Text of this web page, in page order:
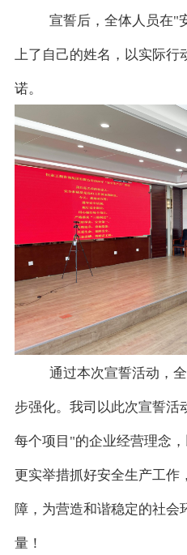
宣誓后，全体人员在"
上了自己的姓名，以实际
诺。
通过本次宣誓活动，
步强化。我司以此次宣誓活
每个项目"的企业经营理念，
更实举措抓好安全生产工作
障，为营造和谐稳定的社会
量！